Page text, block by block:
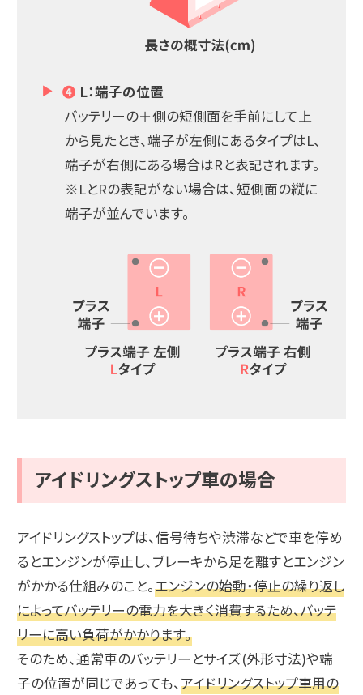
❹ L：端子の位置
バッテリーの＋側の短側面を手前にして上
から見たとき、端子が左側にあるタイプはL、
端子が右側にある場合はRと表記されます。
※LとRの表記がない場合は、短側面の縦に
端子が並んでいます。
アイドリングストップ車の場合
アイドリングストップは、信号待ちや渋滞などで車を停め
るとエンジンが停止し、ブレーキから足を離すとエンジン
がかかる仕組みのこと。エンジンの始動・停止の繰り返し
によってバッテリーの電力を大きく消費するため、バッテ
リーに高い負荷がかかります。
そのため、通常車のバッテリーとサイズ(外形寸法)や端
子の位置が同じであっても、アイドリングストップ車用の